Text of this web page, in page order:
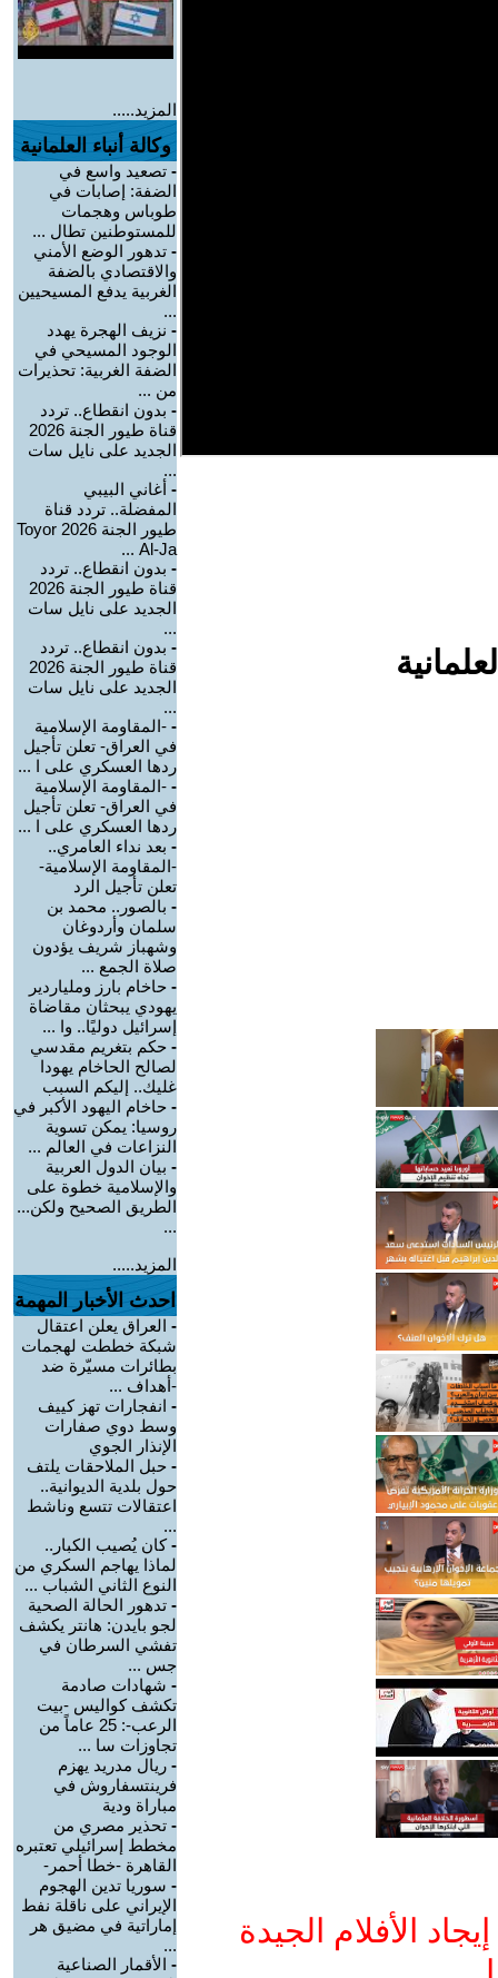
الأفلام الجيدة
المزيد.....
وكالة أنباء العلمانية
- تصعيد واسع في
الضفة: إصابات في
طوباس وهجمات
للمستوطنين تطال ...
- تدهور الوضع الأمني
والاقتصادي بالضفة
الغربية يدفع المسيحيين
...
- نزيف الهجرة يهدد
الوجود المسيحي في
الضفة الغربية: تحذيرات
من ...
- بدون انقطاع.. تردد
قناة طيور الجنة 2026
الجديد على نايل سات
...
- أغاني البيبي
المفضلة.. تردد قناة
طيور الجنة 2026 Toyor
Al-Ja ...
- بدون انقطاع.. تردد
قناة طيور الجنة 2026
الجديد على نايل سات
...
- بدون انقطاع.. تردد
قناة طيور الجنة 2026
الجديد على نايل سات
...
- -المقاومة الإسلامية
في العراق- تعلن تأجيل
ردها العسكري على ا ...
- -المقاومة الإسلامية
في العراق- تعلن تأجيل
ردها العسكري على ا ...
- بعد نداء العامري..
-المقاومة الإسلامية-
تعلن تأجيل الرد
- بالصور.. محمد بن
سلمان وأردوغان
وشهباز شريف يؤدون
صلاة الجمع ...
- حاخام بارز وملياردير
يهودي يبحثان مقاضاة
إسرائيل دوليًا.. وا ...
- حكم بتغريم مقدسي
لصالح الحاخام يهودا
غليك.. إليكم السبب
- حاخام اليهود الأكبر في
روسيا: يمكن تسوية
النزاعات في العالم ...
- بيان الدول العربية
والإسلامية خطوة على
الطريق الصحيح ولكن...
...
المزيد.....
احدث الأخبار المهمة
- العراق يعلن اعتقال
شبكة خططت لهجمات
بطائرات مسيّرة ضد
-أهداف ...
- انفجارات تهز كييف
وسط دوي صفارات
الإنذار الجوي
- حبل الملاحقات يلتف
حول بلدية الديوانية..
اعتقالات تتسع وناشط
...
-كان يُصيب الكبار..
لماذا يهاجم السكري من
النوع الثاني الشباب ...
- تدهور الحالة الصحية
لجو بايدن: هانتر يكشف
تفشي السرطان في
جس ...
- شهادات صادمة
تكشف كواليس -بيت
الرعب-: 25 عاماً من
تجاوزات سا ...
- ريال مدريد يهزم
فرينتسفاروش في
مباراة ودية
- تحذير مصري من
مخطط إسرائيلي تعتبره
القاهرة -خطا أحمر-
- سوريا تدين الهجوم
الإيراني على ناقلة نفط
إماراتية في مضيق هر
...
- الأقمار الصناعية